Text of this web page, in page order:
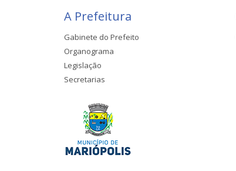
A Prefeitura
Gabinete do Prefeito
Organograma
Legislação
Secretarias